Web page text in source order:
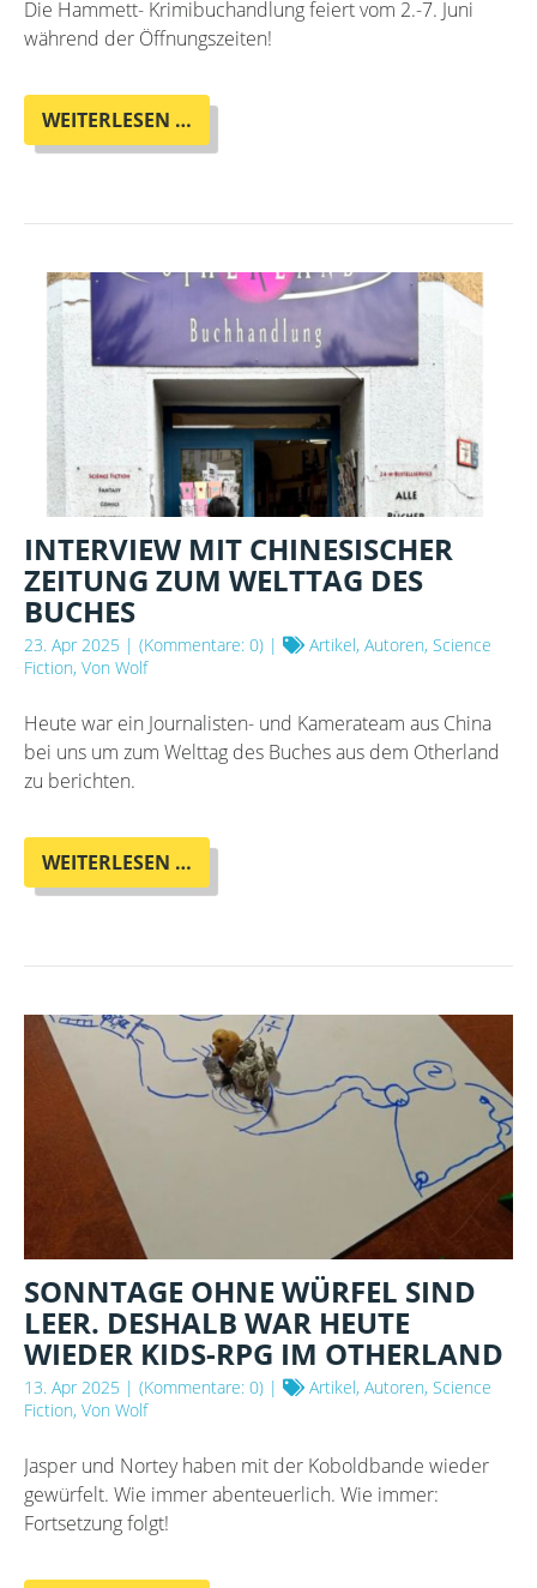
Die Hammett- Krimibuchandlung feiert vom 2.-7. Juni
während der Öffnungszeiten!
WEITERLESEN …
BESTE
WELT
30!
INTERVIEW MIT CHINESISCHER
ZEITUNG ZUM WELTTAG DES
BUCHES
23. Apr 2025 | (Kommentare: 0) |
Artikel, Autoren, Science
Fiction, Von Wolf
Heute war ein Journalisten- und Kamerateam aus China
bei uns um zum Welttag des Buches aus dem Otherland
zu berichten.
WEITERLESEN …
MIT
ZUM
DES
BUCHES
SONNTAGE OHNE WÜRFEL SIND
LEER. DESHALB WAR HEUTE
WIEDER KIDS-RPG IM OTHERLAND
13. Apr 2025 | (Kommentare: 0) |
Artikel, Autoren, Science
Fiction, Von Wolf
Jasper und Nortey haben mit der Koboldbande wieder
gewürfelt. Wie immer abenteuerlich. Wie immer:
Fortsetzung folgt!